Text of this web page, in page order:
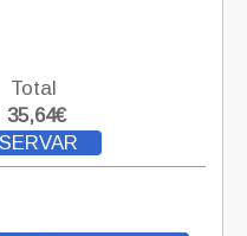
Total
35,64€